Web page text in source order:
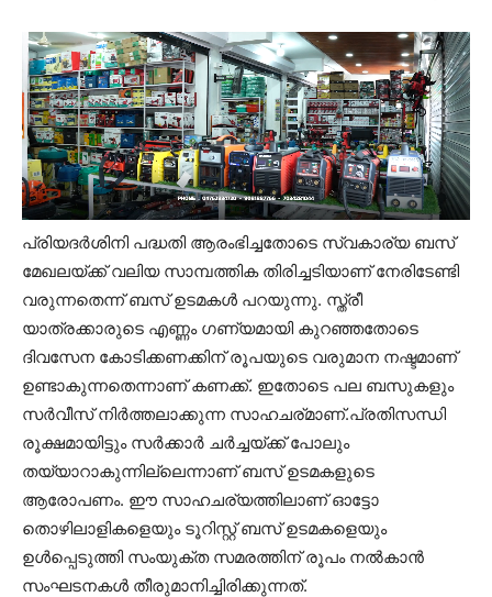
പ്രിയദർശിനി പദ്ധതി ആരംഭിച്ചതോടെ സ്വകാര്യ ബസ്
മേഖലയ്ക്ക് വലിയ സാമ്പത്തിക തിരിച്ചടിയാണ് നേരിടേണ്ടി
വരുന്നതെന്ന് ബസ് ഉടമകൾ പറയുന്നു. സ്ത്രീ
യാത്രക്കാരുടെ എണ്ണം ഗണ്യമായി കുറഞ്ഞതോടെ
ദിവസേന കോടിക്കണക്കിന് രൂപയുടെ വരുമാന നഷ്ടമാണ്
ഉണ്ടാകുന്നതെന്നാണ് കണക്ക്. ഇതോടെ പല ബസുകളും
സർവീസ് നിർത്തലാക്കുന്ന സാഹചര്മാണ്.പ്രതിസന്ധി
രൂക്ഷമായിട്ടും സർക്കാർ ചർച്ചയ്ക്ക് പോലും
തയ്യാറാകുന്നില്ലെന്നാണ് ബസ് ഉടമകളുടെ
ആരോപണം. ഈ സാഹചര്യത്തിലാണ് ഓട്ടോ
തൊഴിലാളികളെയും ടൂറിസ്റ്റ് ബസ് ഉടമകളെയും
ഉൾപ്പെടുത്തി സംയുക്ത സമരത്തിന് രൂപം നൽകാൻ
സംഘടനകൾ തീരുമാനിച്ചിരിക്കുന്നത്.